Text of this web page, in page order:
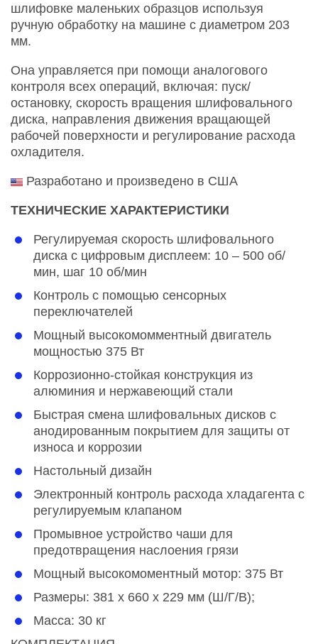
шлифовке маленьких образцов используя
ручную обработку на машине с диаметром 203
мм.
Она управляется при помощи аналогового
контроля всех операций, включая: пуск/
остановку, скорость вращения шлифовального
диска, направления движения вращающей
рабочей поверхности и регулирование расхода
охладителя.
Разработано и произведено в США
ТЕХНИЧЕСКИЕ ХАРАКТЕРИСТИКИ
Регулируемая скорость шлифовального
диска с цифровым дисплеем: 10 – 500 об/
мин, шаг 10 об/мин
Контроль с помощью сенсорных
переключателей
Мощный высокомомментный двигатель
мощностью 375 Вт
Коррозионно-стойкая конструкция из
алюминия и нержавеющий стали
Быстрая смена шлифовальных дисков с
анодированным покрытием для защиты от
износа и коррозии
Настольный дизайн
Электронный контроль расхода хладагента с
регулируемым клапаном
Промывное устройство чаши для
предотвращения наслоения грязи
Мощный высокомоментный мотор: 375 Вт
Размеры: 381 x 660 x 229 мм (Ш/Г/В);
Масса: 30 кг